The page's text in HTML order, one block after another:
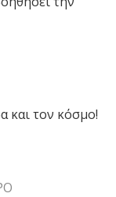
και τον κόσμο!